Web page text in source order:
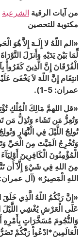
من آيات ‎الرقية
الشرعية
مكتوبة للتحصين
«الم اللّهُ لا إِلَـهَ إِلاَّ
لِّمَا بَيْنَ يَدَيْهِ وَأَنزَلَ
الْفُرْقَانَ إِنَّ الَّذِينَ كَفَرُواْ
انتِقَام إِنَّ اللّهَ لاَ
عمران: 5-1).
«قل اللهمَّ مَالِكَ الْمُلْكِ
وَتُعِزُّ مَن تَشَاء وَتُذِلُّ مَن
تُولِجُ اللَّيْلَ فِي الْنَّهَارِ
وَتُخْرِجُ الَمَيَّتَ مِنَ الْحَيِّ
الْمُؤْمِنُونَ الْكَافِرِينَ
مِنَ اللهِ فِي شَيْءٍ إِلَّآ أَن
اللهِ الْمَصِيرُ» (آل عمران: 28-26).
«إِنَّ رَبَّكُمُ اللّهُ الَّذِي
عَلَى الْعَرْشِ يُغْشِي اللَّيْلَ
وَالنُّجُومَ مُسَخَّرَاتٍ بِأَمْرِهِ
الْعَالَمِينَ*ادْعُواْ رَبَّكُمْ